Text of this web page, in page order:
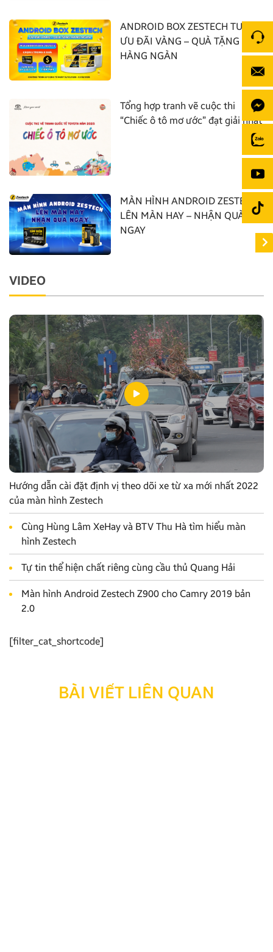
ANDROID BOX ZESTECH TUNG
ƯU ĐÃI VÀNG – QUÀ TẶNG
HÀNG NGÀN
Tổng hợp tranh vẽ cuộc thi
“Chiếc ô tô mơ ước” đạt giải nhất
MÀN HÌNH ANDROID ZESTECH:
LÊN MÀN HAY – NHẬN QUÀ
NGAY
VIDEO
Hướng dẫn cài đặt định vị theo dõi xe từ xa mới nhất 2022
của màn hình Zestech
Cùng Hùng Lâm XeHay và BTV Thu Hà tìm hiểu màn
hình Zestech
Tự tin thể hiện chất riêng cùng cầu thủ Quang Hải
Màn hình Android Zestech Z900 cho Camry 2019 bản
2.0
[filter_cat_shortcode]
BÀI VIẾT LIÊN QUAN